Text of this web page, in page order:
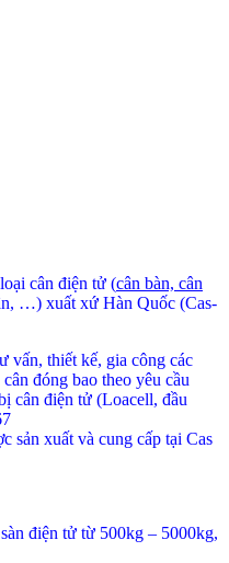
cân điện tử (cân bàn, cân
…) xuất xứ Hàn Quốc (Cas-
vấn, thiết kế, gia công các
đóng bao theo yêu cầu
cân điện tử (Loacell, đầu
xuất và cung cấp tại Cas
điện tử từ 500kg – 5000kg,